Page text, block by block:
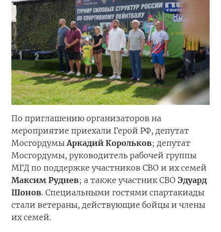
По приглашению организаторов на
мероприятие приехали Герой РФ, депутат
МосгордумыАркадий Корольков; депутат
Мосгордумы, руководитель рабочей группы
МГД по поддержке участников СВО и их семей
Максим Руднев; а также участник СВО Эдуард
Шонов. Специальными гостями спартакиады
стали ветераны, действующие бойцы и члены
их семей.